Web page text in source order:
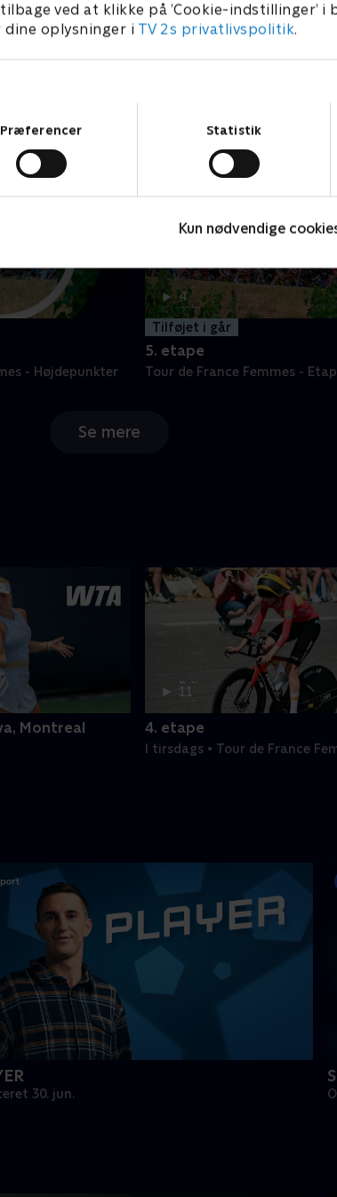
ved at klikke på ’Cookie-indstillinger’ i
dine oplysninger i TV 2s privatlivspolitik.
Præferencer Statistik
Kun nødvendige
- Højdepunkter
4 t.
4
min
Tilføjet i går
5. etape
Tour de France Femmes -
Se mere
Montreal
2 t.
11
min
4. etape
I tirsdags • Tour de France
30. jun.